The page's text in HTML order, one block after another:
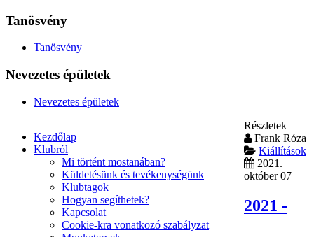
Tanösvény
Tanösvény
Nevezetes épületek
Nevezetes épületek
Kezdőlap
Klubról
Mi történt mostanában?
Küldetésünk és tevékenységünk
Klubtagok
Hogyan segíthetek?
Kapcsolat
Cookie-kra vonatkozó szabályzat
Részletek
Frank Róza
Kiállítások
2021.
október 07
2021 -